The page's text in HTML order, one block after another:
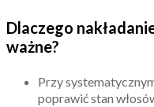
Dlaczego
ważne?
Przy
poprawić stan